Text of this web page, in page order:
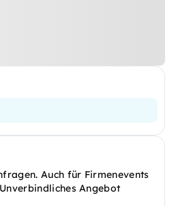
Auch für Firmenevents
Angebot